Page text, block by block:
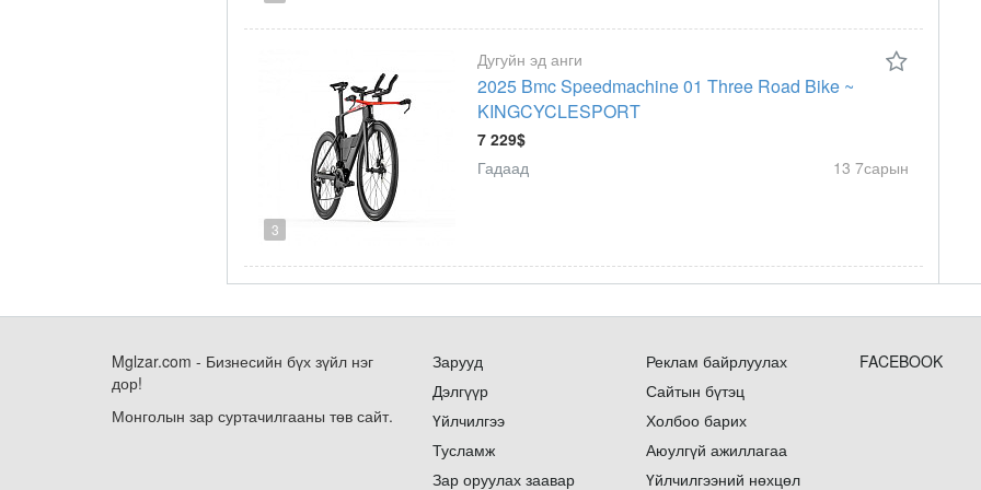
3
Дугуйн эд анги
2025 Bmc Speedmachine 01 Three Road Bike ~
KINGCYCLESPORT
7 229$
Гадаад
13 7сарын
Mglzar.com - Бизнесийн бүх зүйл нэг
дор!
Монголын зар суртачилгааны төв сайт.
Зарууд
Дэлгүүр
Үйлчилгээ
Тусламж
Зар оруулах заавар
Реклам байрлуулах
Сайтын бүтэц
Холбоо барих
Аюулгүй ажиллагаа
Үйлчилгээний нөхцөл
FACEBOOK